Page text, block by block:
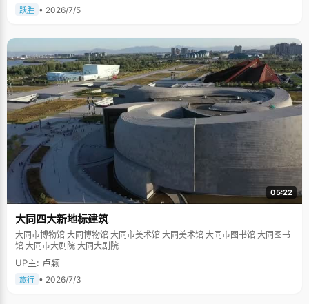
跃胜 • 2026/7/5
05:22
大同四大新地标建筑
大同市博物馆 大同博物馆 大同市美术馆 大同美术馆 大同市图书馆 大同图书
馆 大同市大剧院 大同大剧院
UP主: 卢颖
旅行 • 2026/7/3